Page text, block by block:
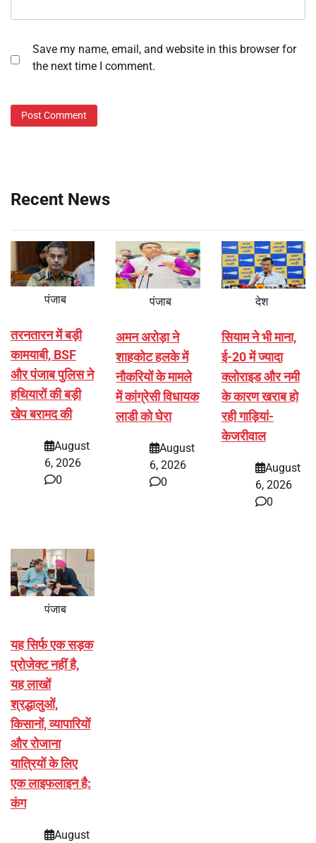
Save my name, email, and website in this browser for
the next time I comment.
Recent News
पंजाब
तरनतारन में बड़ी
कामयाबी, BSF
और पंजाब पुलिस ने
हथियारों की बड़ी
खेप बरामद की
August
6, 2026
0
पंजाब
अमन अरोड़ा ने
शाहकोट हलके में
नौकरियों के मामले
में कांग्रेसी विधायक
लाडी को घेरा
August
6, 2026
0
देश
सियाम ने भी माना,
ई-20 में ज्यादा
क्लोराइड और नमी
के कारण खराब हो
रही गाड़ियां-
केजरीवाल
August
6, 2026
0
पंजाब
यह सिर्फ एक सड़क
प्रोजेक्ट नहीं है,
यह लाखों
श्रद्धालुओं,
किसानों, व्यापारियों
और रोजाना
यात्रियों के लिए
एक लाइफलाइन है:
कंग
August